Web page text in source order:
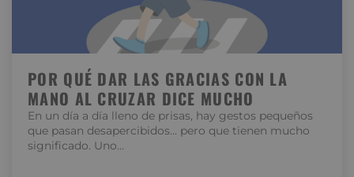
POR QUÉ DAR LAS GRACIAS CON LA
MANO AL CRUZAR DICE MUCHO
En un día a día lleno de prisas, hay gestos pequeños
que pasan desapercibidos… pero que tienen mucho
significado. Uno…